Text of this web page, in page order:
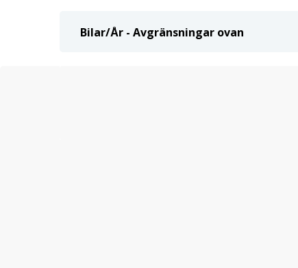
Bilar/År - Avgränsningar ovan